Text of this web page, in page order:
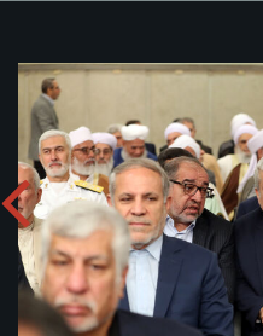
ويصادق على رأي الشعب
للجمهورية الإسلامية
تحميل الألبوم:zip